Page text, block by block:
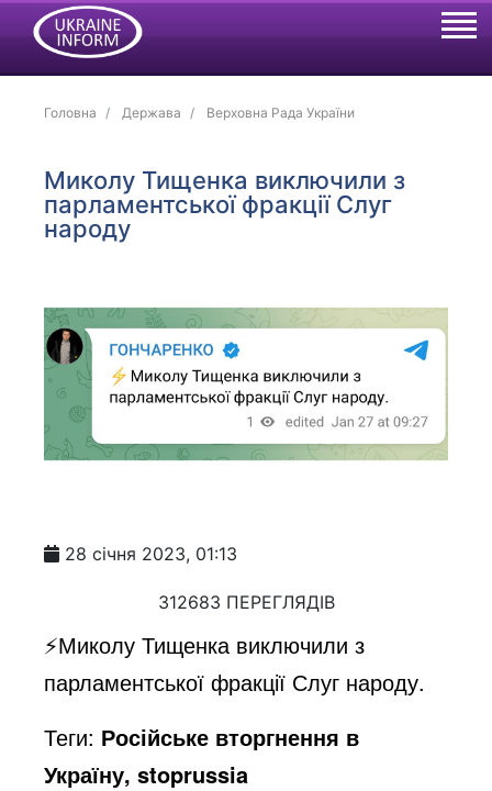
Головна Держава Верховна Рада України
Миколу Тищенка виключили з
парламентської фракції Слуг
народу
28 січня 2023, 01:13
312683 ПЕРЕГЛЯДІВ
⚡️Миколу Тищенка виключили з
парламентської фракції Слуг народу.
Теги: Російське вторгнення в
Україну, stoprussia